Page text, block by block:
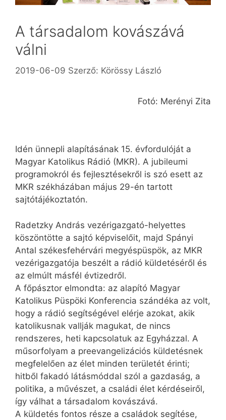
A társadalom kovászává
válni
2019-06-09 Szerző: Körössy László
Fotó: Merényi Zita
Idén ünnepli alapításának 15. évfordulóját a
Magyar Katolikus Rádió (MKR). A jubileumi
programokról és fejlesztésekről is szó esett az
MKR székházában május 29-én tartott
sajtótájékoztatón.
Radetzky András vezérigazgató-helyettes
köszöntötte a sajtó képviselőit, majd Spányi
Antal székesfehérvári megyéspüspök, az MKR
vezérigazgatója beszélt a rádió küldetéséről és
az elmúlt másfél évtizedről.
A főpásztor elmondta: az alapító Magyar
Katolikus Püspöki Konferencia szándéka az volt,
hogy a rádió segítségével elérje azokat, akik
katolikusnak vallják magukat, de nincs
rendszeres, heti kapcsolatuk az Egyházzal. A
műsorfolyam a preevangelizációs küldetésnek
megfelelően az élet minden területét érinti;
hitből fakadó látásmóddal szól a gazdaság, a
politika, a művészet, a családi élet kérdéseiről,
így válhat a társadalom kovászává.
A küldetés fontos része a családok segítése,